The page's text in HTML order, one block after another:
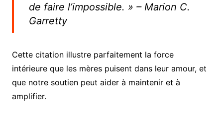
de faire l’impossible. » – Marion C.
Garretty
Cette citation illustre parfaitement la force
intérieure que les mères puisent dans leur amour, et
que notre soutien peut aider à maintenir et à
amplifier.